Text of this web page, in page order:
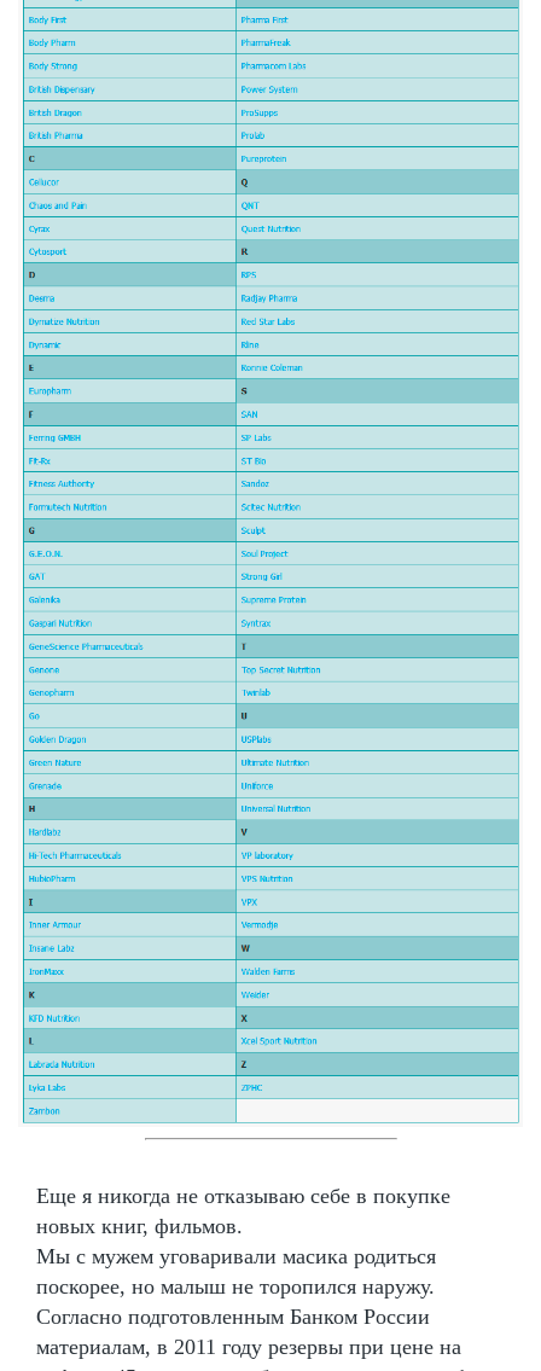
Еще я никогда не отказываю себе в покупке
новых книг, фильмов.
Мы с мужем уговаривали масика родиться
поскорее, но малыш не торопился наружу.
Согласно подготовленным Банком России
материалам, в 2011 году резервы при цене на